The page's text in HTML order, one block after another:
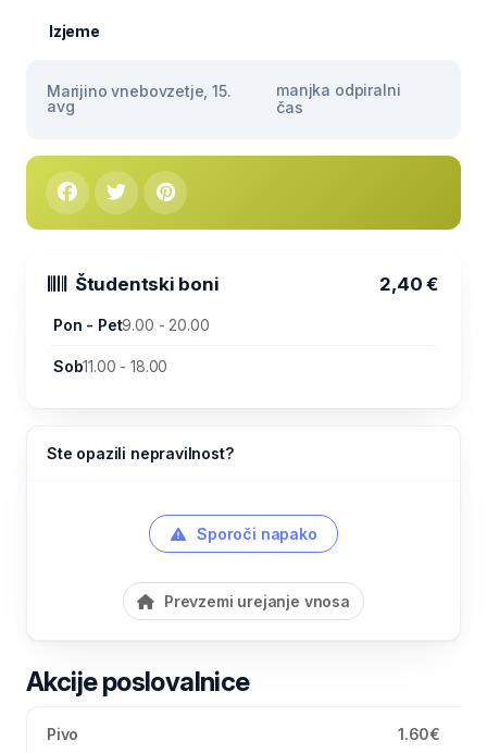
Izjeme
Marijino vnebovzetje, 15.
avg
manjka odpiralni
čas
Študentski boni 2,40 €
Pon - Pet9.00 - 20.00
Sob11.00 - 18.00
Ste opazili nepravilnost?
Sporoči napako
Prevzemi urejanje vnosa
Akcije poslovalnice
Pivo 1.60€